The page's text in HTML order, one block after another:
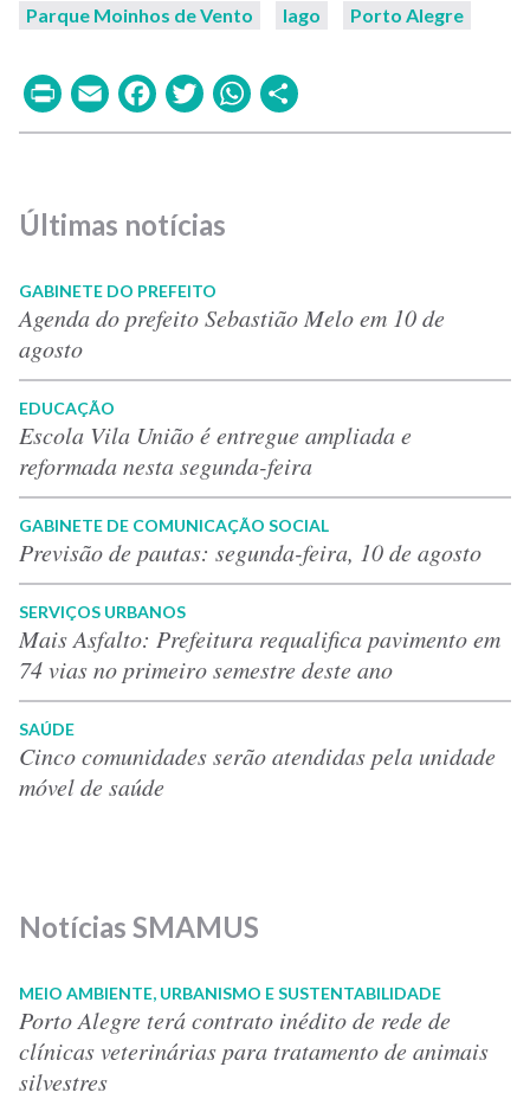
Parque Moinhos de Vento lago Porto Alegre
PrintEmailFacebook
TwitterWhatsApp
Últimas notícias
GABINETE DO PREFEITO
Agenda do prefeito Sebastião Melo em 10 de
agosto
EDUCAÇÃO
Escola Vila União é entregue ampliada e
reformada nesta segunda-feira
GABINETE DE COMUNICAÇÃO SOCIAL
Previsão de pautas: segunda-feira, 10 de agosto
SERVIÇOS URBANOS
Mais Asfalto: Prefeitura requalifica pavimento em
74 vias no primeiro semestre deste ano
SAÚDE
Cinco comunidades serão atendidas pela unidade
móvel de saúde
Notícias SMAMUS
MEIO AMBIENTE, URBANISMO E SUSTENTABILIDADE
Porto Alegre terá contrato inédito de rede de
clínicas veterinárias para tratamento de animais
silvestres